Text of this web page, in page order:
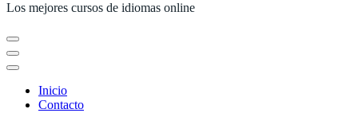
Los mejores cursos de idiomas online
Inicio
Contacto